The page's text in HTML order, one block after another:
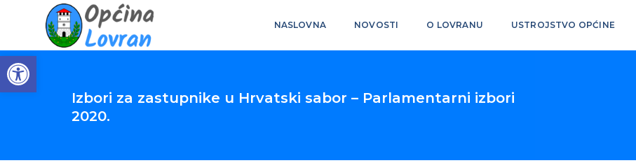
Open toolbar
NASLOVNA NOVOSTI O LOVRANU USTROJSTVO OPĆINE
Izbori za zastupnike u Hrvatski sabor – Parlamentarni izbori
2020.